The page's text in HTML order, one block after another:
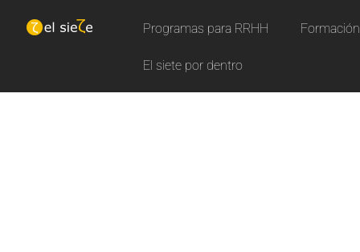
Programas para RRHH
El siete por dentro